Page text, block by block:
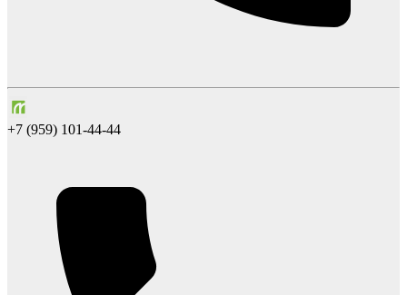
+7 (959) 101-44-44